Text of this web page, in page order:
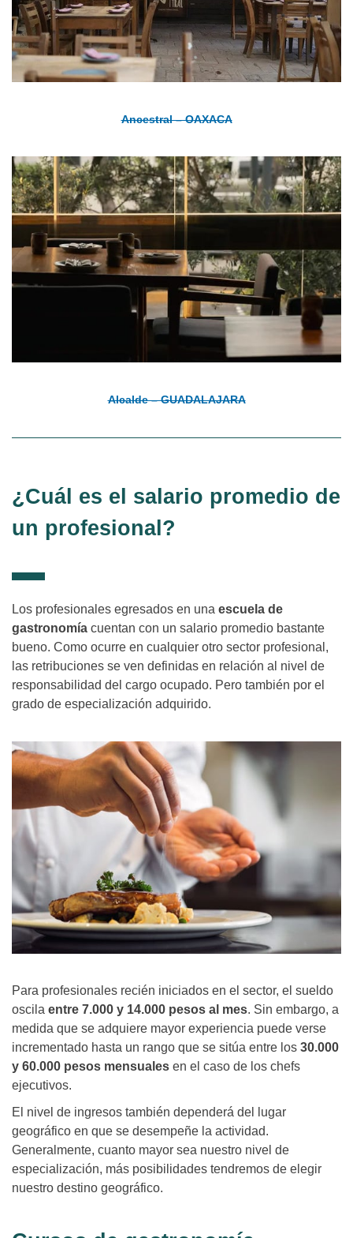
Ancestral – OAXACA
Alcalde – GUADALAJARA
¿Cuál es el salario promedio de
un profesional?
Los profesionales egresados en una escuela de
gastronomía cuentan con un salario promedio bastante
bueno. Como ocurre en cualquier otro sector profesional,
las retribuciones se ven definidas en relación al nivel de
responsabilidad del cargo ocupado. Pero también por el
grado de especialización adquirido.
Para profesionales recién iniciados en el sector, el sueldo
oscila entre 7.000 y 14.000 pesos al mes. Sin embargo, a
medida que se adquiere mayor experiencia puede verse
incrementado hasta un rango que se sitúa entre los 30.000
y 60.000 pesos mensuales en el caso de los chefs
ejecutivos.
El nivel de ingresos también dependerá del lugar
geográfico en que se desempeñe la actividad.
Generalmente, cuanto mayor sea nuestro nivel de
especialización, más posibilidades tendremos de elegir
nuestro destino geográfico.